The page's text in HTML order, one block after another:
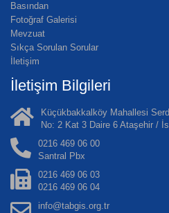
Basından
Fotoğraf Galerisi
Mevzuat
Sıkça Sorulan Sorular
İletişim
İletişim Bilgileri
Küçükbakkalköy Mahallesi
No: 2 Kat 3 Daire 6 Ataşehir /
0216 469 06 00
Santral Pbx
0216 469 06 03
0216 469 06 04
info@tabgis.org.tr